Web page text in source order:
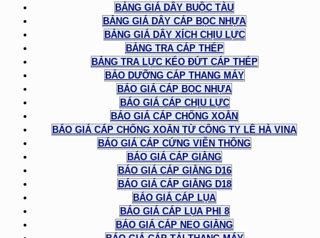
BẢNG GIÁ DÂY BUỘC TÀU
BẢNG GIÁ DÂY CÁP BỌC NHỰA
BẢNG GIÁ DÂY XÍCH CHỊU LỰC
BẢNG TRA CÁP THÉP
BẢNG TRA LỰC KÉO ĐỨT CÁP THÉP
BẢO DƯỠNG CÁP THANG MÁY
BÁO GIÁ CÁP BỌC NHỰA
BÁO GIÁ CÁP CHỊU LỰC
BÁO GIÁ CÁP CHỐNG XOẮN
BÁO GIÁ CÁP CHỐNG XOẮN TỪ CÔNG TY LÊ HÀ VINA
BÁO GIÁ CÁP CỨNG VIỄN THÔNG
BÁO GIÁ CÁP GIẰNG
BÁO GIÁ CÁP GIẰNG D16
BÁO GIÁ CÁP GIẰNG D18
BÁO GIÁ CÁP LỤA
BÁO GIÁ CÁP LỤA PHI 8
BÁO GIÁ CÁP NEO GIẰNG